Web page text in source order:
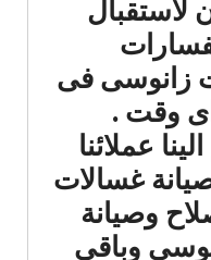
لاستقبال
زانوسى فى
وقت .
عملائنا
غسالات
وصيانة
وباقي